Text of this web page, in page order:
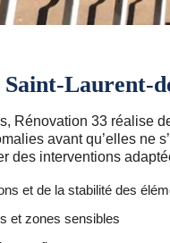
Laurent-
Rénovation 33 réalise
avant qu’elles ne
des interventions
et de la stabilité des
et zones sensibles